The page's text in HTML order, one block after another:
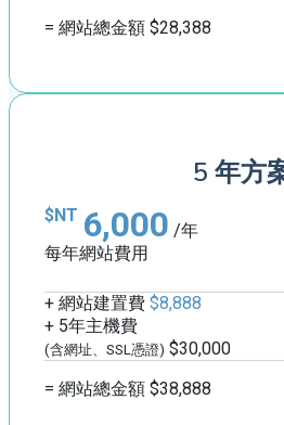
= 網站總金額 $28,388
5 年方
$NT 6,000 /年
每年網站費用
+ 網站建置費 $8,888
+ 5年主機費
(含網址、SSL憑證) $30,000
= 網站總金額 $38,888